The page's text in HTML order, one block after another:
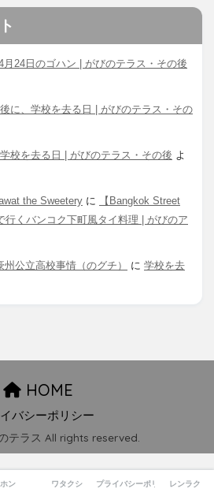
月24日のゴハン | がびのテラス・その後
に、学校を去る日 | がびのテラス・その
校を去る日 | がびのテラス・その後 よ
the Sweetery に
【Bangkok Street
行くバンコク下町風タイ料理 | がびのア
公立高校事情（のグチ） に 学校を去
HOME
バシーポリシー
テラス All rights reserved.
ホン ワタクシ プライバシーポリシーレンラク